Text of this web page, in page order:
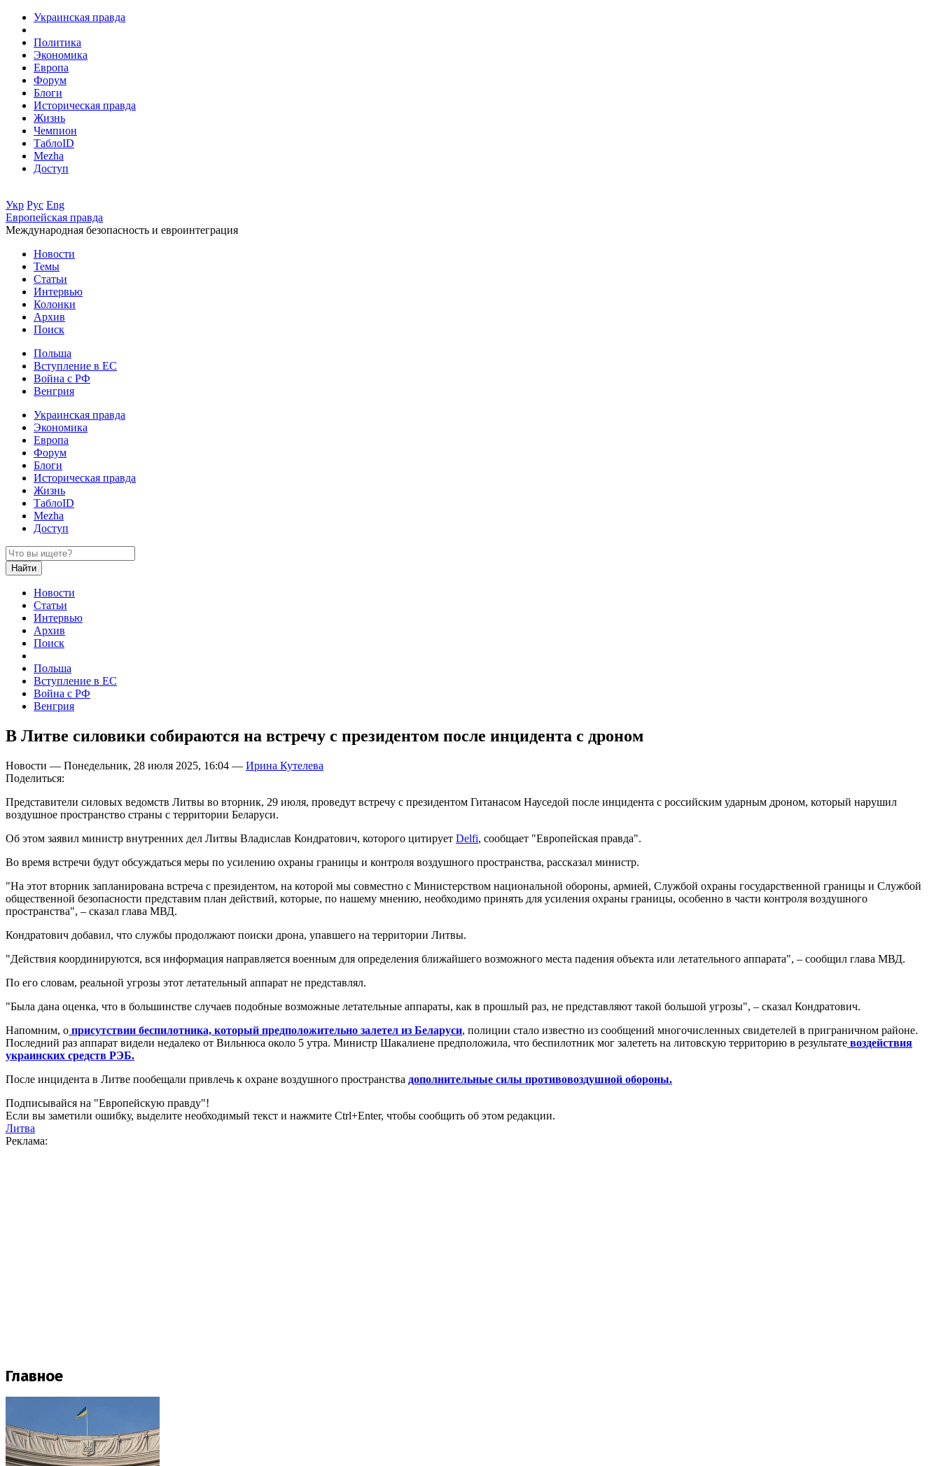
Украинская правда
Политика
Экономика
Европа
Форум
Блоги
Историческая правда
Жизнь
Чемпион
ТаблоID
Mezha
Доступ
Укр Рус Eng
Европейская правда
Международная безопасность и евроинтеграция
Новости
Темы
Статьи
Интервью
Колонки
Архив
Поиск
Польша
Вступление в ЕС
Война с РФ
Венгрия
Украинская правда
Экономика
Европа
Форум
Блоги
Историческая правда
Жизнь
ТаблоID
Mezha
Доступ
Новости
Статьи
Интервью
Архив
Поиск
Польша
Вступление в ЕС
Война с РФ
Венгрия
В Литве силовики собираются на встречу с президентом после инцидента с дроном
Новости — Понедельник, 28 июля 2025, 16:04 — Ирина Кутелева
Поделиться:
Представители силовых ведомств Литвы во вторник, 29 июля, проведут встречу с президентом Гитанасом Науседой после инцидента с российским ударным дроном, который нарушил
воздушное пространство страны с территории Беларуси.
Об этом заявил министр внутренних дел Литвы Владислав Кондратович, которого цитирует Delfi, сообщает "Европейская правда".
Во время встречи будут обсуждаться меры по усилению охраны границы и контроля воздушного пространства, рассказал министр.
"На этот вторник запланирована встреча с президентом, на которой мы совместно с Министерством национальной обороны, армией, Службой охраны государственной границы и Службой
общественной безопасности представим план действий, которые, по нашему мнению, необходимо принять для усиления охраны границы, особенно в части контроля воздушного
пространства", – сказал глава МВД.
Кондратович добавил, что службы продолжают поиски дрона, упавшего на территории Литвы.
"Действия координируются, вся информация направляется военным для определения ближайшего возможного места падения объекта или летательного аппарата", – сообщил глава МВД.
По его словам, реальной угрозы этот летательный аппарат не представлял.
"Была дана оценка, что в большинстве случаев подобные возможные летательные аппараты, как в прошлый раз, не представляют такой большой угрозы", – сказал Кондратович.
Напомним, о присутствии беспилотника, который предположительно залетел из Беларуси, полиции стало известно из сообщений многочисленных свидетелей в приграничном районе.
Последний раз аппарат видели недалеко от Вильнюса около 5 утра. Министр Шакалиене предположила, что беспилотник мог залететь на литовскую территорию в результате воздействия
украинских средств РЭБ.
После инцидента в Литве пообещали привлечь к охране воздушного пространства дополнительные силы противовоздушной обороны.
Подписывайся на "Европейскую правду"!
Если вы заметили ошибку, выделите необходимый текст и нажмите Ctrl+Enter, чтобы сообщить об этом редакции.
Литва
Реклама:
Главное